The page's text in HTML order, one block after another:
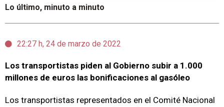
Lo último, minuto a minuto
22:27 h, 24 de marzo de 2022
Los transportistas piden al Gobierno subir a 1.000
millones de euros las bonificaciones al gasóleo
Los transportistas representados en el Comité Nacional